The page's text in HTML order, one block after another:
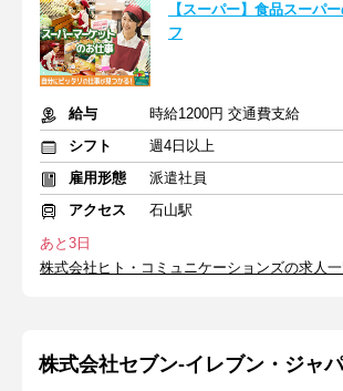
【スーパー】食品スーパ
フ
給与
時給1200円 交通費支給
シフト
週4日以上
雇用形態
派遣社員
アクセス
石山駅
あと3日
株式会社ヒト・コミュニケーションズの求人
株式会社セブン-イレブン・ジャ